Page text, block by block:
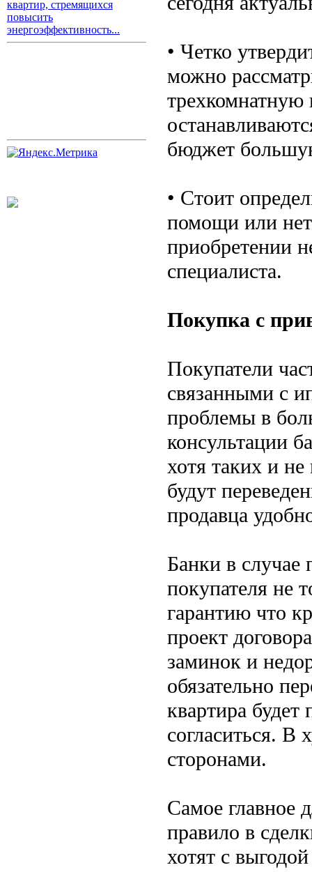
квартир, стремящихся
повысить
энергоэффективность...
• Четко
можно
трехкомнатную
бюджет
• Стоит
помощи или
приобретении
специалиста.
Покупка с
Покупатели
связанными с
проблемы в
консультации
хотя таких и не
будут
продавца
Банки в случае
покупателя не
гарантию что
проект
заминок и
обязательно
квартира будет
согласиться. В
сторонами.
Самое главное
правило в
хотят с